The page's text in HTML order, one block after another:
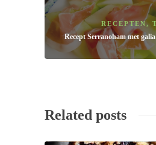
RECEPTEN,
ReceptSerranoham met galia
Related posts